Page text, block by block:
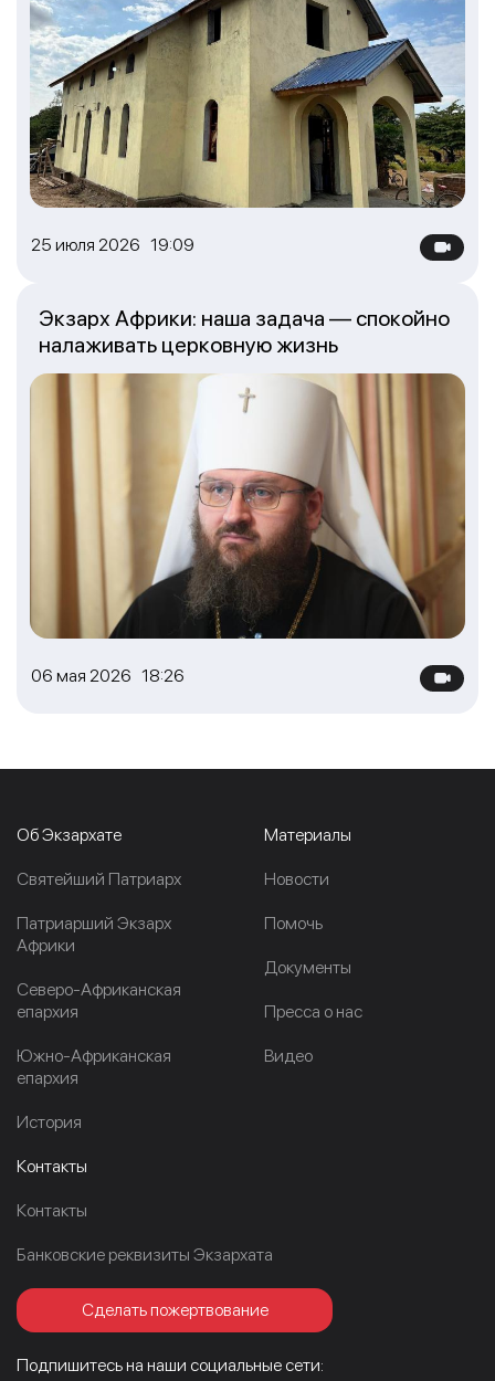
25 июля 2026 19:09
06 мая 2026 18:26
Экзарх Африки: наша задача — спокойно
налаживать церковную жизнь
Об Экзархате
Cвятейший Патриарх
Патриарший Экзарх
Африки
Северо-Африканская
епархия
Южно-Африканская
епархия
История
Материалы
Новости
Помочь
Документы
Пресса о нас
Видео
Контакты
Контакты
Банковские реквизиты Экзархата
Сделать пожертвование
Подпишитесь на наши социальные сети: